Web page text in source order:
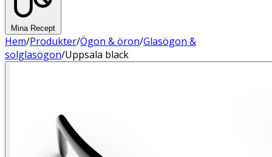
Mina Recept
Hem/Produkter/Ögon & öron/Glasögon &
solglasögon/Uppsala black